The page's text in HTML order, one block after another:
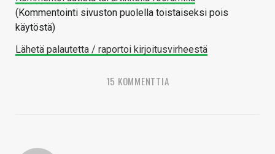
(Kommentointi sivuston puolella toistaiseksi pois
käytöstä)
Lähetä palautetta / raportoi kirjoitusvirheestä
15 KOMMENTTIA